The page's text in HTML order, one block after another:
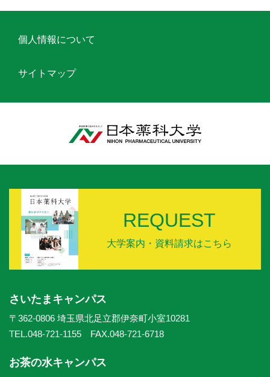
個人情報について
サイトマップ
REQUEST
大学案内・資料請求はこちら
さいたまキャンパス
〒362-0806 埼玉県北足立郡伊奈町小室10281
TEL.048-721-1155 FAX.048-721-6718
お茶の水キャンパス